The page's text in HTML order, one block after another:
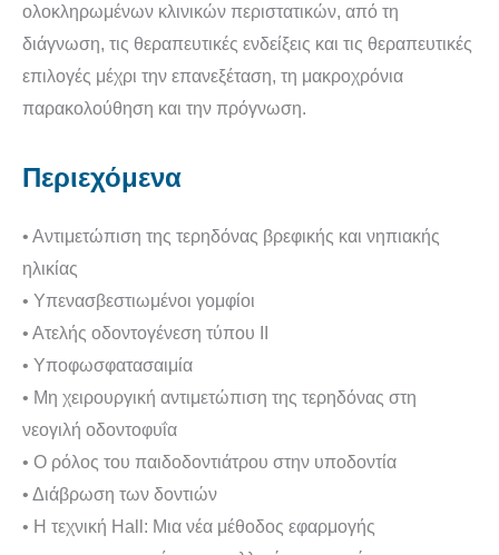
ολοκληρωμένων κλινικών περιστατικών, από τη
διάγνωση, τις θεραπευτικές ενδείξεις και τις θεραπευτικές
επιλογές μέχρι την επανεξέταση, τη μακροχρόνια
παρακολούθηση και την πρόγνωση.
Περιεχόμενα
• Αντιμετώπιση της τερηδόνας βρεφικής και νηπιακής
ηλικίας
• Υπενασβεστιωμένοι γομφίοι
• Ατελής οδοντογένεση τύπου ΙΙ
• Υποφωσφατασαιμία
• Μη χειρουργική αντιμετώπιση της τερηδόνας στη
νεογιλή οδοντοφυΐα
• Ο ρόλος του παιδοδοντιάτρου στην υποδοντία
• Διάβρωση των δοντιών
• Η τεχνική Hall: Μια νέα μέθοδος εφαρμογής